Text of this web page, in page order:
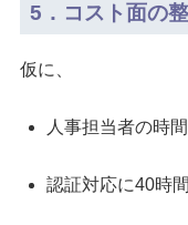
5．コスト面の
仮に、
人事担当者の時
認証対応に40時